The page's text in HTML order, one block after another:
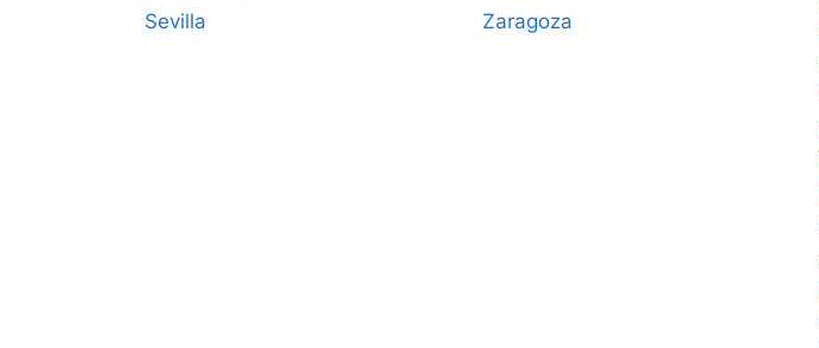
Sevilla
Zaragoza